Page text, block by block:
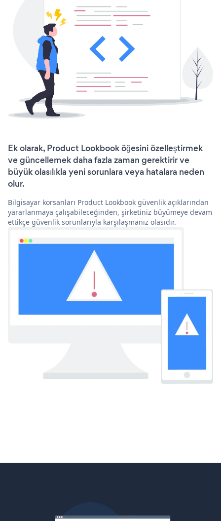
Ek olarak, Product Lookbook öğesini özelleştirmek
ve güncellemek daha fazla zaman gerektirir ve
büyük olasılıkla yeni sorunlara veya hatalara neden
olur.
Bilgisayar korsanları Product Lookbook güvenlik açıklarından
yararlanmaya çalışabileceğinden, şirketiniz büyümeye devam
ettikçe güvenlik sorunlarıyla karşılaşmanız olasıdır.